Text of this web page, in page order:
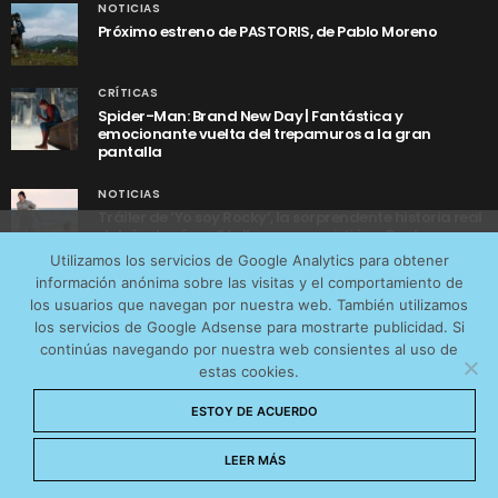
NOTICIAS
Próximo estreno de PASTORIS, de Pablo Moreno
CRÍTICAS
Spider-Man: Brand New Day | Fantástica y
emocionante vuelta del trepamuros a la gran
pantalla
NOTICIAS
Tráiler de ‘Yo soy Rocky’, la sorprendente historia real
detrás de cómo Stallone se convirtió en Rocky
AVISO LEGAL CONTACTO
POLÍTICA DE COOKIES
POLÍTICA DE PRIVACIDAD
© 2026 CinemaNet. Designed by
Utilizamos los servicios de Google Analytics para obtener
información anónima sobre las visitas y el comportamiento de
los usuarios que navegan por nuestra web. También utilizamos
los servicios de Google Adsense para mostrarte publicidad. Si
continúas navegando por nuestra web consientes al uso de
estas cookies.
ESTOY DE ACUERDO
LEER MÁS
tráfico web que recibimos y conocer los servicios que
más os interesan. Puede cambiar las preferencias y
obtener más información sobre las cookies que
utilizamos en nuestra Política de cookies
Aceptar cookies
No permitir cookies